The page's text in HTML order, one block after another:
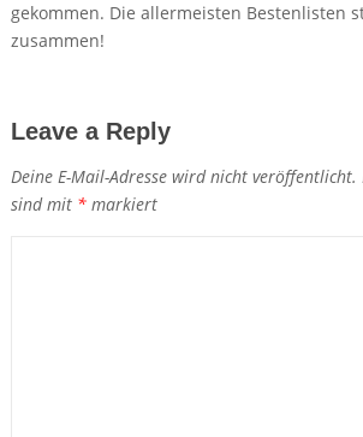
gekommen. Die allermeisten Bestenlisten
zusammen!
Leave a Reply
Deine E-Mail-Adresse wird nicht veröffentlicht.
sind mit *markiert